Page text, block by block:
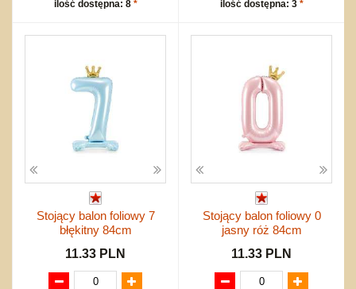
ilość dostępna: 8 *
ilość dostępna: 3 *
Stojący balon foliowy 7
błękitny 84cm
11.33 PLN
Stojący balon foliowy 0
jasny róż 84cm
11.33 PLN